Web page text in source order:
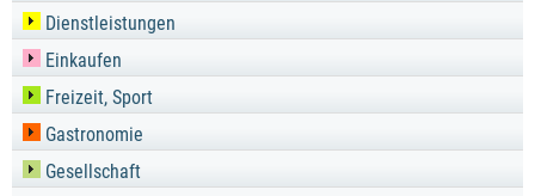
Dienstleistungen
Einkaufen
Freizeit, Sport
Gastronomie
Gesellschaft